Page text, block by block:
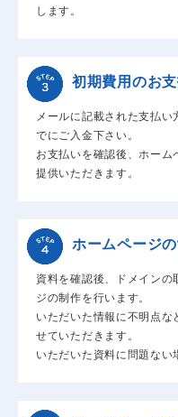
します。
初期費用のお
メールに記載された支払い
でにご入金下さい。
お支払いを確認後、ホー
提供いただきます。
ホームページ
資料を確認後、ドメインの
ジの制作を行います。
いただいた情報に不明点な
せていただきます。
いただいた資料に問題ない